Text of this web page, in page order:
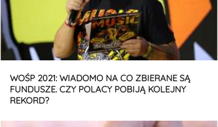
WOŚP 2021: WIADOMO NA CO ZBIERANE SĄ
FUNDUSZE. CZY POLACY POBIJĄ KOLEJNY
REKORD?